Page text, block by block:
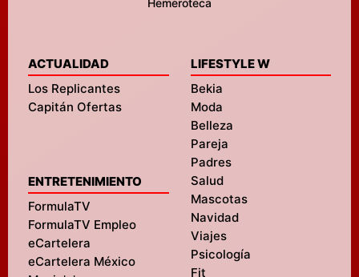
Hemeroteca
ACTUALIDAD
Los Replicantes
Capitán Ofertas
ENTRETENIMIENTO
FormulaTV
FormulaTV Empleo
eCartelera
eCartelera México
LIFESTYLE W
Bekia
Moda
Belleza
Pareja
Padres
Salud
Mascotas
Navidad
Viajes
Psicología
Fit